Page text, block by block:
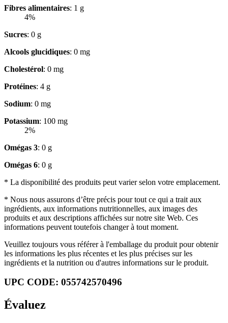
Fibres alimentaires: 1 g
4%
Sucres: 0 g
Alcools glucidiques: 0 mg
Cholestérol: 0 mg
Protéines: 4 g
Sodium: 0 mg
Potassium: 100 mg
2%
Omégas 3: 0 g
Omégas 6: 0 g
* La disponibilité des produits peut varier selon votre emplacement.
* Nous nous assurons d’être précis pour tout ce qui a trait aux
ingrédients, aux informations nutritionnelles, aux images des
produits et aux descriptions affichées sur notre site Web. Ces
informations peuvent toutefois changer à tout moment.
Veuillez toujours vous référer à l'emballage du produit pour obtenir
les informations les plus récentes et les plus précises sur les
ingrédients et la nutrition ou d'autres informations sur le produit.
UPC CODE: 055742570496
Évaluez